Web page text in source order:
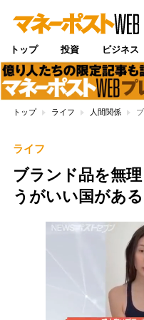
トップ 投資 ビジネス
トップ ライフ 人間関係
ライフ
ブランド品を無
うがいい国がある